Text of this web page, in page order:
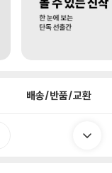
배송/반품/교환